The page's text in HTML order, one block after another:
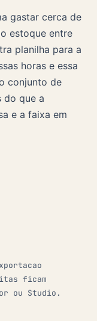
gastar cerca de
estoque entre
planilha para a
horas e essa
conjunto de
do que a
e a faixa em
ficam
ou Studio.